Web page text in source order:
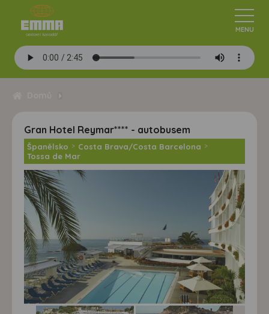
Gran Hotel Reymar**** - autobusem
Španělsko > Costa Brava/Costa Barcelona >
Tossa de Mar